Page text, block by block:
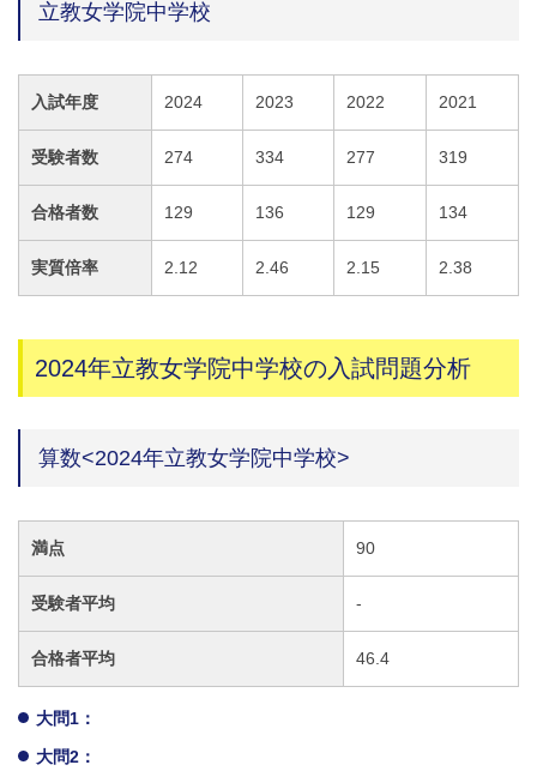
立教女学院中学校
入試年度 2024 2023 2022 2021
受験者数 274 334 277 319
合格者数 129 136 129 134
実質倍率 2.12 2.46 2.15 2.38
2024年立教女学院中学校の入試問題分析
算数<2024年立教女学院中学校>
満点 90
受験者平均 -
合格者平均 46.4
大問1：
大問2：